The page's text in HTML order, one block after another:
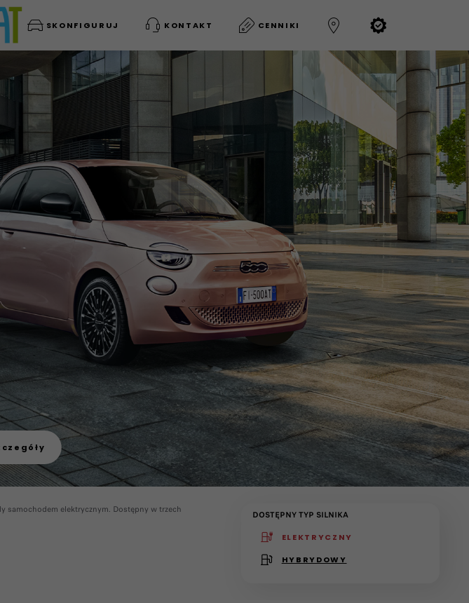
SKONFIGURUJ KONTAKT CENNIKI
samochodem elektrycznym. Dostępny w trzech
DOSTĘPNY TYP SILNIKA
ELEKTRYCZNY
HYBRYDOWY